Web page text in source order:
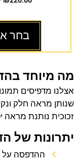
בחר
מה מיוחד
אצלנו מדפיסים
שנותן מראה חלק
זכוכית נותנת מראה
יתרונות של
ההדפסה על